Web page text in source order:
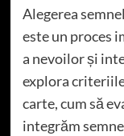
Alegerea
este un proces
a nevoilor și
explora
carte, cum să
integrăm